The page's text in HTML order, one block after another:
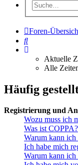
Foren-
Suche
Aktuelle
Alle
Häufig
Registrierung und
Wozu muss ich
Was ist COPPA?
Warum kann
Ich habe mich
Warum kann